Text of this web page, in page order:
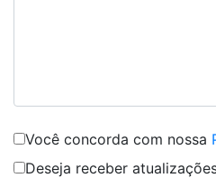
Você concorda com nossa
Deseja receber